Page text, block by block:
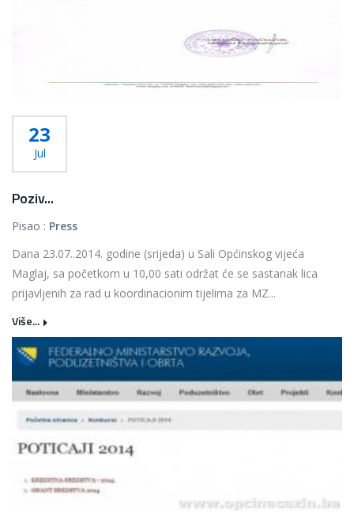
23
Jul
Poziv...
Pisao : Press
Dana 23.07..2014. godine (srijeda) u Sali Općinskog vijeća
Maglaj, sa početkom u 10,00 sati održat će se sastanak lica
prijavljenih za rad u koordinacionim tijelima za MZ...
Više...